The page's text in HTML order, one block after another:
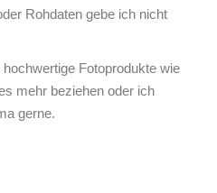
Rohdaten gebe ich nicht
Fotoprodukte wie
mehr beziehen oder ich
gerne.